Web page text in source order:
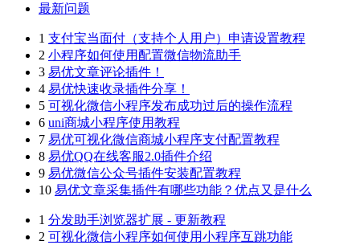
最新问题
1 支付宝当面付（支持个人用户）申请设置教程
2 小程序如何使用配置微信物流助手
3 易优文章评论插件！
4 易优快速收录插件分享！
5 可视化微信小程序发布成功过后的操作流程
6 uni商城小程序使用教程
7 易优可视化微信商城小程序支付配置教程
8 易优QQ在线客服2.0插件介绍
9 易优微信公众号插件安装配置教程
10 易优文章采集插件有哪些功能？优点又是什么
1 分发助手浏览器扩展 - 更新教程
2 可视化微信小程序如何使用小程序互跳功能